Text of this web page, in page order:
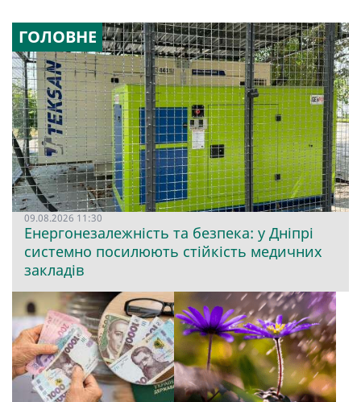
ГОЛОВНЕ
09.08.2026 11:30
Енергонезалежність та безпека: у Дніпрі
системно посилюють стійкість медичних
закладів